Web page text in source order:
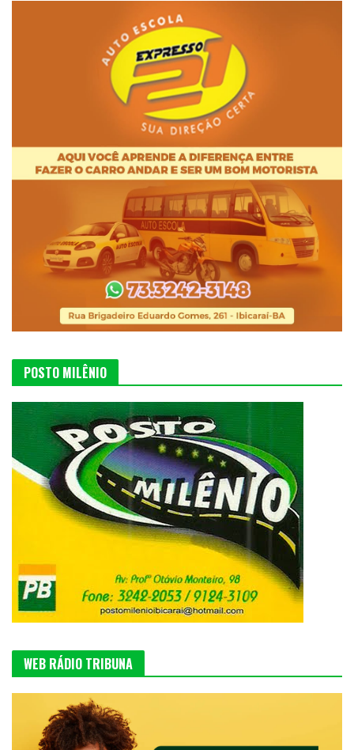
POSTO MILÊNIO
WEB RÁDIO TRIBUNA